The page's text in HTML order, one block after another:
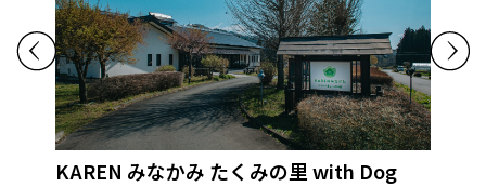
KAREN みなかみ たくみの里 with Dog